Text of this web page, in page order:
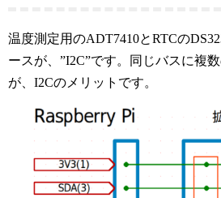
温度測定用のADT7410とRTCの
ースが、”I2C”です。同じバスに複
が、I2Cのメリットです。